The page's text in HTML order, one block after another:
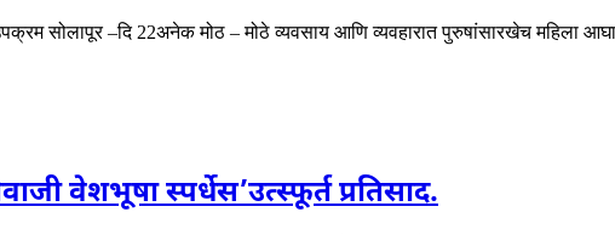
सोलापूर –दि 22अनेक मोठ – मोठे व्यवसाय आणि व्यवहारात पुरुषांसारखेच महिला
वेशभूषा स्पर्धेस’उत्स्फूर्त प्रतिसाद.